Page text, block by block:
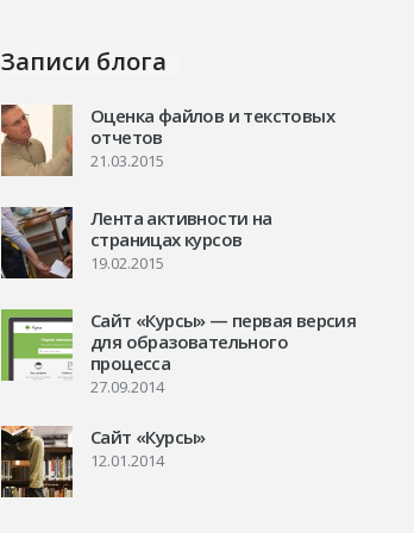
Записи блога
Оценка файлов и текстовых
отчетов
21.03.2015
Лента активности на
страницах курсов
19.02.2015
Сайт «Курсы» — первая версия
для образовательного
процесса
27.09.2014
Сайт «Курсы»
12.01.2014